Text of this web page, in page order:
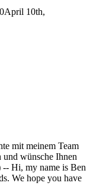
April 10th,
mit meinem Team
und wünsche Ihnen
my name is Ben
We hope you have